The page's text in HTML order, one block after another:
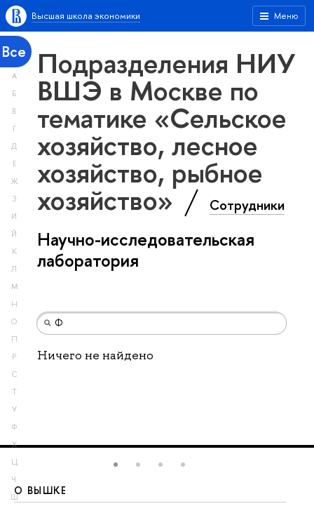
Меню
Высшая школа экономики
Все
А
Б
В
Г
Д
Е
Ж
З
И
Й
К
Л
М
Н
О
П
Р
С
Т
У
Ф
Х
Ц
Ч
Ш
Подразделения НИУ
ВШЭ в Москве по
тематике «Сельское
хозяйство, лесное
хозяйство, рыбное
хозяйство» Сотрудники
Научно-исследовательская
лаборатория
Ничего не найдено
О ВЫШКЕ